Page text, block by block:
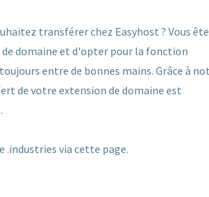
transférer chez Easyhost ? Vous
domaine et d'opter pour la fonction
entre de bonnes mains. Grâce à
de votre extension de domaine est
.industries via cette page.